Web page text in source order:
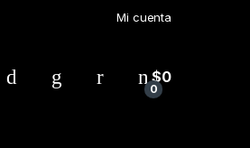
Mi cuenta
0
$0